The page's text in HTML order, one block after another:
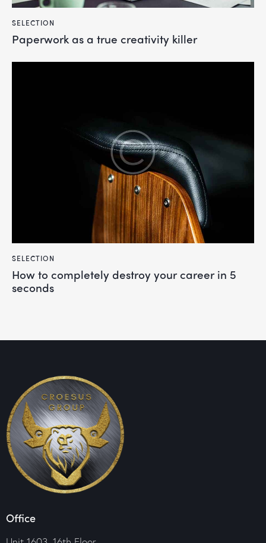
SELECTION
Paperwork as a true creativity killer
SELECTION
How to completely destroy your career in 5
seconds
Office